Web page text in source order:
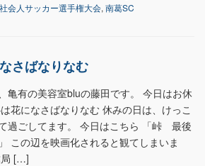
会人サッカー選手権大会, 南葛SC
さばなりなむ
亀有の美容室bluの藤田です。 今日はお休
花になさばなりなむ 休みの日は、けっこ
過ごしてます。 今日はこちら 「峠 最後
この辺を映画化されると観てしまいま
局 […]